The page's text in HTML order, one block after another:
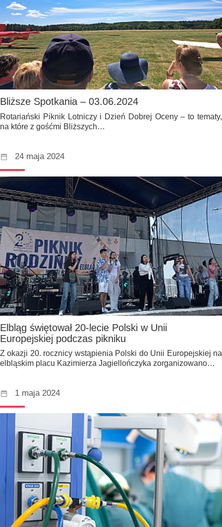
Bliższe Spotkania – 03.06.2024
Rotariański Piknik Lotniczy i Dzień Dobrej Oceny – to tematy,
na które z gośćmi Bliższych…
24 maja 2024
Elbląg świętował 20-lecie Polski w Unii
Europejskiej podczas pikniku
Z okazji 20. rocznicy wstąpienia Polski do Unii Europejskiej na
elbląskim placu Kazimierza Jagiellończyka zorganizowano…
1 maja 2024